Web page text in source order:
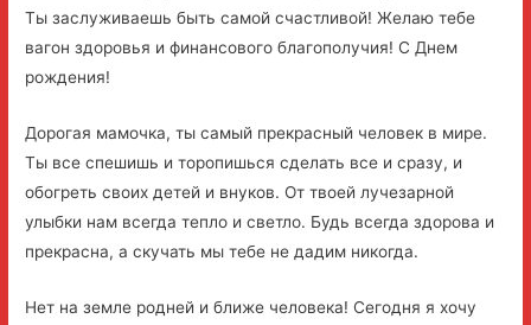
Ты заслуживаешь быть самой счастливой! Желаю тебе
вагон здоровья и финансового благополучия! С Днем
рождения!
Дорогая мамочка, ты самый прекрасный человек в мире.
Ты все спешишь и торопишься сделать все и сразу, и
обогреть своих детей и внуков. От твоей лучезарной
улыбки нам всегда тепло и светло. Будь всегда здорова и
прекрасна, а скучать мы тебе не дадим никогда.
Нет на земле родней и ближе человека! Сегодня я хочу